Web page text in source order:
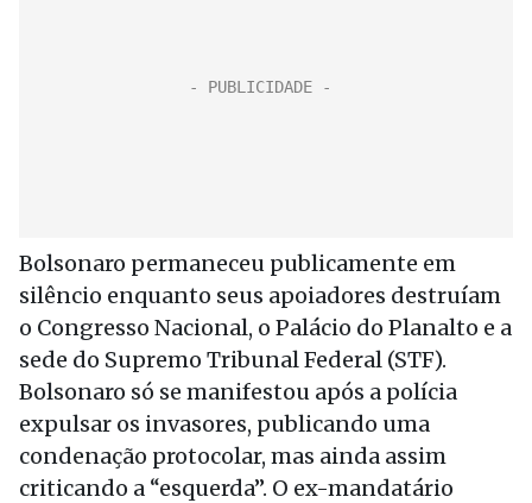
Bolsonaro permaneceu publicamente em
silêncio enquanto seus apoiadores destruíam
o Congresso Nacional, o Palácio do Planalto e a
sede do Supremo Tribunal Federal (STF).
Bolsonaro só se manifestou após a polícia
expulsar os invasores, publicando uma
condenação protocolar, mas ainda assim
criticando a “esquerda”. O ex-mandatário